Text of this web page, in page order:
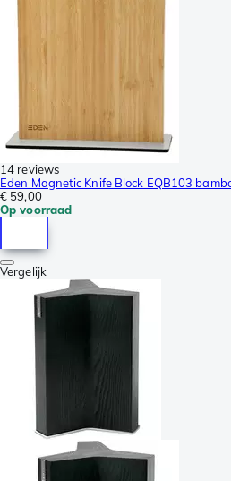
14 reviews
Eden Magnetic Knife Block EQB103
€ 59,00
Op voorraad
Vergelijk